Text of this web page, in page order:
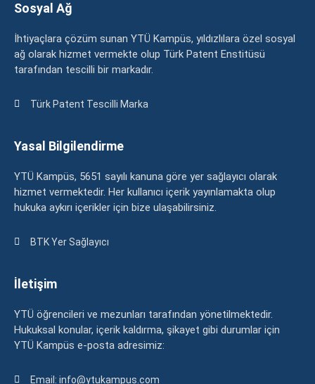
Sosyal Ağ
İhtiyaçlara çözüm sunan YTÜ Kampüs, yıldızlılara özel sosyal
ağ olarak hizmet vermekte olup Türk Patent Enstitüsü
tarafından tescilli bir markadır.
Türk Patent Tescilli Marka
Yasal Bilgilendirme
YTÜ Kampüs, 5651 sayılı kanuna göre yer sağlayıcı olarak
hizmet vermektedir. Her kullanıcı içerik yayınlamakta olup
hukuka aykırı içerikler için bize ulaşabilirsiniz.
BTK Yer Sağlayıcı
İletişim
YTÜ öğrencileri ve mezunları tarafından yönetilmektedir.
Hukuksal konular, içerik kaldırma, şikayet gibi durumlar için
YTÜ Kampüs e-posta adresimiz:
Email: info@ytukampus.com